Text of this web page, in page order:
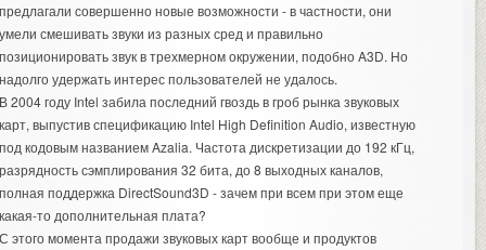
совершенно новые возможности - в частности, они
смешивать звуки из разных сред и правильно
звук в трехмерном окружении, подобно A3D. Но
удержать интерес пользователей не удалось.
2004 году Intel забила последний гвоздь в гроб рынка звуковых
выпустив спецификацию Intel High Definition Audio, известную
кодовым названием Azalia. Частота дискретизации до 192 кГц,
сэмплирования 32 бита, до 8 выходных каналов,
поддержка DirectSound3D - зачем при всем при этом еще
то дополнительная плата?
этого момента продажи звуковых карт вообще и продуктов